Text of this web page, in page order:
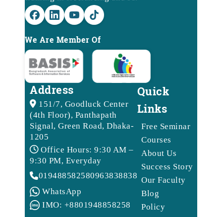
We Are Member Of
Address
151/7, Goodluck Center
(4th Floor), Panthapath
Signal, Green Road, Dhaka-
1205
Office Hours: 9:30 AM –
9:30 PM, Everyday
0194885825809638388388
WhatsApp
IMO: +8801948858258
Quick
Links
Free Seminar
Courses
About Us
Success Story
Our Faculty
Blog
Policy